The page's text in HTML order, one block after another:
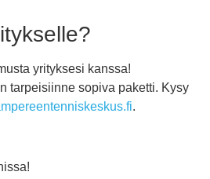
yrityksesi kanssa!
tarpeisiinne sopiva paketti. Kysy
.